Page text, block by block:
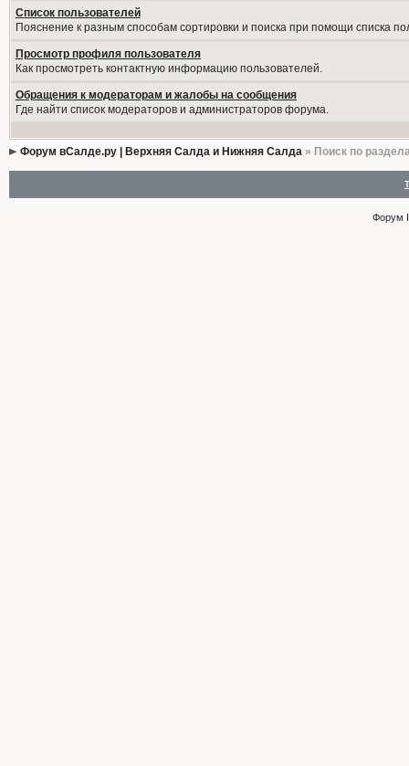
Список пользователей
Пояснение к разным способам сортировки и поиска при помощи списка
Просмотр профиля пользователя
Как просмотреть контактную информацию пользователей.
Обращения к модераторам и жалобы на сообщения
Где найти список модераторов и администраторов форума.
Форум вСалде.ру | Верхняя Салда и Нижняя Салда» Поиск по
Форум